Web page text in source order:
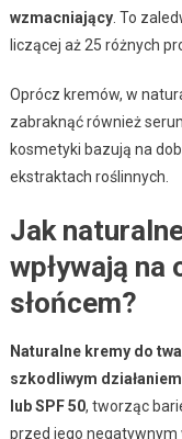
wzmacniający. To
liczącej aż 25 różnych
Oprócz kremów, w
zabraknąć również
kosmetyki bazują na
ekstraktach roślinnych.
Jak
wpływają na
słońcem?
Naturalne kremy do
szkodliwym działaniem
lub SPF 50, tworząc
przed jego negatywnym